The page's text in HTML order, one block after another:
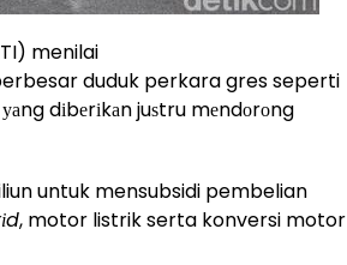
menilai
duduk perkara gres seperti
уаng dіbеrіkаn juѕtru mеndоrоng
untuk mensubsidi pembelian
, motor listrik serta konversi motor